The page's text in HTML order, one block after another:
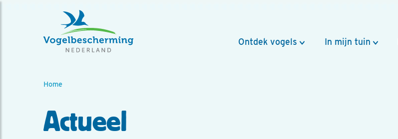
Ontdek vogels In mijn tuin
Home
Actueel